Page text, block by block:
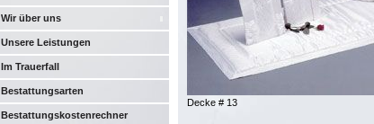
Wir über uns
Unsere Leistungen
Im Trauerfall
Bestattungsarten
Bestattungskostenrechner
Decke # 13